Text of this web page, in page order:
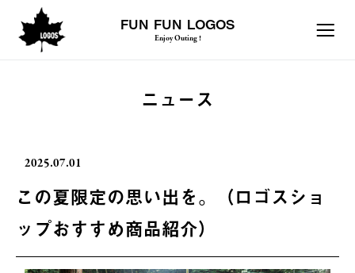
FUN FUN LOGOS
Enjoy Outing !
ニュース
2025.07.01
この夏限定の思い出を。（ロゴスショ
ップおすすめ商品紹介）